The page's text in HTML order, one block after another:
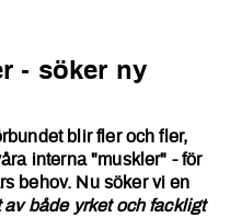
-
- söker ny
blir fler och fler,
interna "muskler" - för
behov. Nu söker vi en
både yrket och fackligt